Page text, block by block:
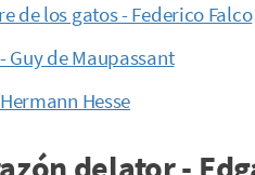
de los gatos - Federico Falco
Guy de Maupassant
Hesse